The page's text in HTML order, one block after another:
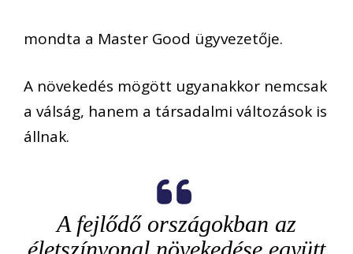
mondta a Master Good ügyvezetője.
A növekedés mögött ugyanakkor nemcsak
a válság, hanem a társadalmi változások is
állnak.
A fejlődő országokban az
életszínvonal növekedése együtt